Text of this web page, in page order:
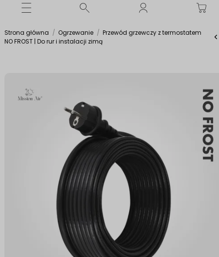
Strona główna Ogrzewanie
Przewód grzewczy z termostatem
NO FROST | Do rur i instalacji zimą